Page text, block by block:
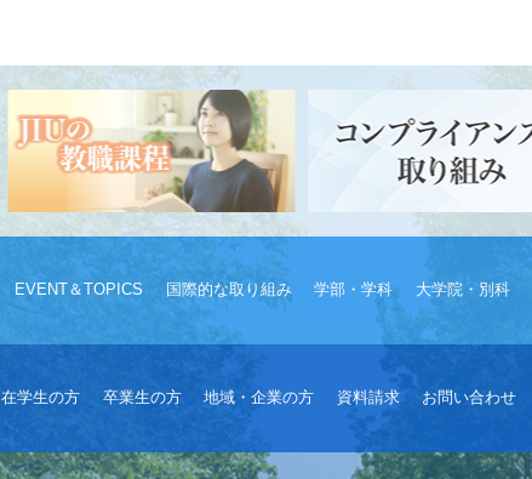
EVENT＆TOPICS 国際的な取り組み 学部・学科 大学院・別科
在学生の方 卒業生の方 地域・企業の方 資料請求 お問い合わせ